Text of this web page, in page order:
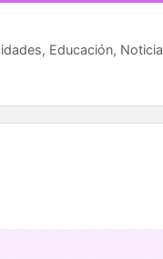
, Educación,